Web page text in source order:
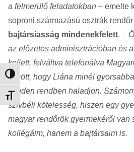
Nagy kontraszt váltása
Betűméret váltása
a felmerülő feladatokban – emelte
soproni származású osztrák
bajtársiasság mindenekfelett. –
az előzetes adminisztrációban és
kellett, felváltva telefonálva
között, hogy Liána minél
minden rendben haladjon.
szívbéli kötelesség, hiszen egy
magyar rendőrök gyermekéről van
kollégáim, hanem a bajtársaim is.